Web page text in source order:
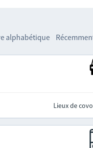
alphabétique
Lieux de